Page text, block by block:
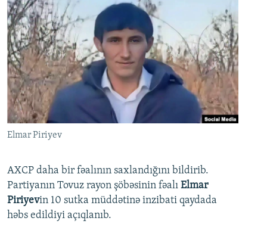
Elmar Piriyev
AXCP daha bir fəalının saxlandığını bildirib.
Partiyanın Tovuz rayon şöbəsinin fəalı Elmar
Piriyevin 10 sutka müddətinə inzibati qaydada
həbs edildiyi açıqlanıb.